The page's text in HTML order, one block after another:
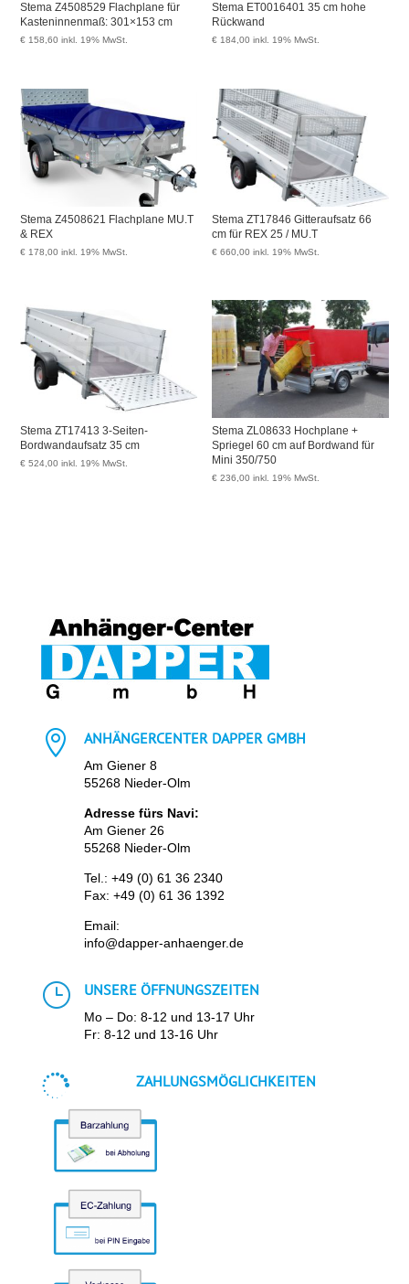
Stema Z4508529 Flachplane für
Kasteninnenmaß: 301×153 cm
€ 158,60 inkl. 19% MwSt.
Stema ET0016401 35 cm hohe
Rückwand
€ 184,00 inkl. 19% MwSt.
Stema Z4508621 Flachplane MU.T
& REX
€ 178,00 inkl. 19% MwSt.
Stema ZT17846 Gitteraufsatz 66
cm für REX 25 / MU.T
€ 660,00 inkl. 19% MwSt.
Stema ZT17413 3-Seiten-
Bordwandaufsatz 35 cm
€ 524,00 inkl. 19% MwSt.
Stema ZL08633 Hochplane +
Spriegel 60 cm auf Bordwand für
Mini 350/750
€ 236,00 inkl. 19% MwSt.
 ANHÄNGERCENTER DAPPER GMBH
Am Giener 8
55268 Nieder-Olm
Adresse fürs Navi:
Am Giener 26
55268 Nieder-Olm
Tel.: +49 (0) 61 36 2340
Fax: +49 (0) 61 36 1392
Email:
info@dapper-anhaenger.de
} UNSERE ÖFFNUNGSZEITEN
Mo – Do: 8-12 und 13-17 Uhr
Fr: 8-12 und 13-16 Uhr
 ZAHLUNGSMÖGLICHKEITEN